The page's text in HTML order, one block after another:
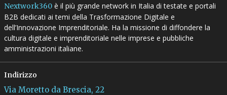
Nextwork360è il più grande network in Italia di testate e portali
B2B dedicati ai temi della Trasformazione Digitale e
dell’Innovazione Imprenditoriale. Ha la missione di diffondere la
cultura digitale e imprenditoriale nelle imprese e pubbliche
amministrazioni italiane.
Indirizzo
Via Moretto da Brescia, 22